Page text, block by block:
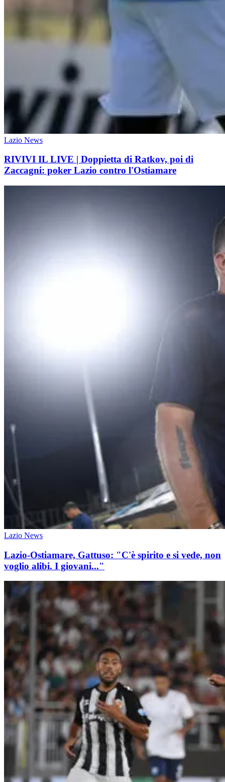
Lazio News
RIVIVI IL LIVE | Doppietta di Ratkov, poi di
Zaccagni: poker Lazio contro l'Ostiamare
Lazio News
Lazio-Ostiamare, Gattuso: "C'è spirito e si vede, non
voglio alibi. I giovani..."